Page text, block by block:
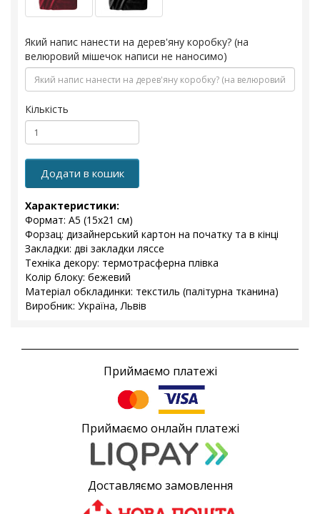
Який напис нанести на дерев'яну коробку? (на
велюровий мішечок написи не наносимо)
Кількість
Додати в кошик
Характеристики:
Формат: А5 (15х21 см)
Форзац: дизайнерський картон на початку та в кінці
Закладки: дві закладки ляссе
Техніка декору: термотрасферна плівка
Колір блоку: бежевий
Матеріал обкладинки: текстиль (палітурна тканина)
Виробник: Україна, Львів
Приймаємо платежі
Приймаємо онлайн платежі
Доставляємо замовлення